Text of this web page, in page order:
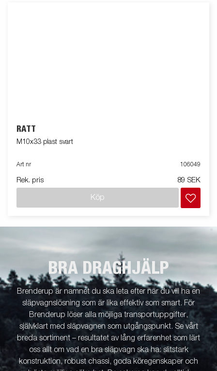
RATT
M10x33 plast svart
Art nr 106049
Rek. pris 89 SEK
Köp
BRA DRAGHJÄLP
Brenderup är namnet du ska leta efter när du vill ha en
släpvagnslösning som är lika effektiv som smart. För
Brenderup löser alla möjliga transportuppgifter,
självklart med släpvagnen som utgångspunkt. Se vårt
breda sortiment – resultatet av lång erfarenhet som lärt
oss allt om vad en bra släpvagn ska ha: slitstark
konstruktion, robust chassi, goda köregenskaper och